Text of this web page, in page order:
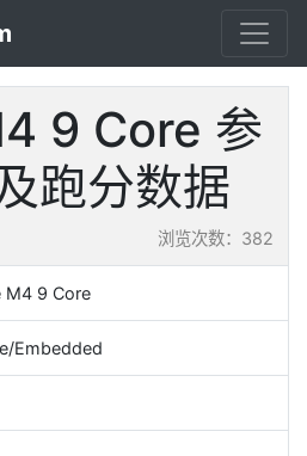
9 Core 参
跑分数据
浏览次数：382
M4 9 Core
Embedded